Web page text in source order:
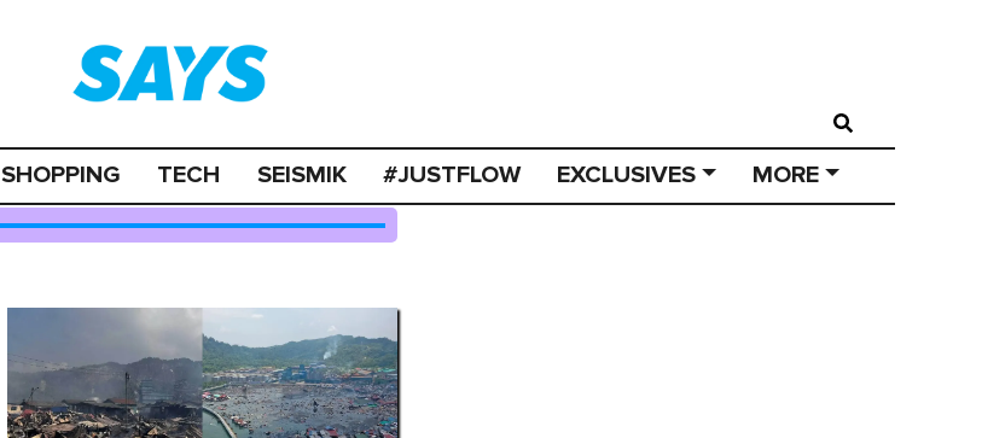
SHOPPING TECH SEISMIK #JUSTFLOW EXCLUSIVES MORE